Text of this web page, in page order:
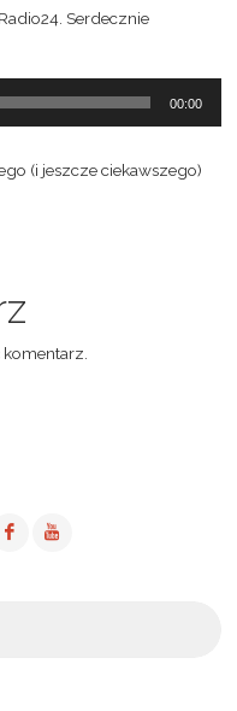
Serdecznie
00:00
(i jeszcze ciekawszego)